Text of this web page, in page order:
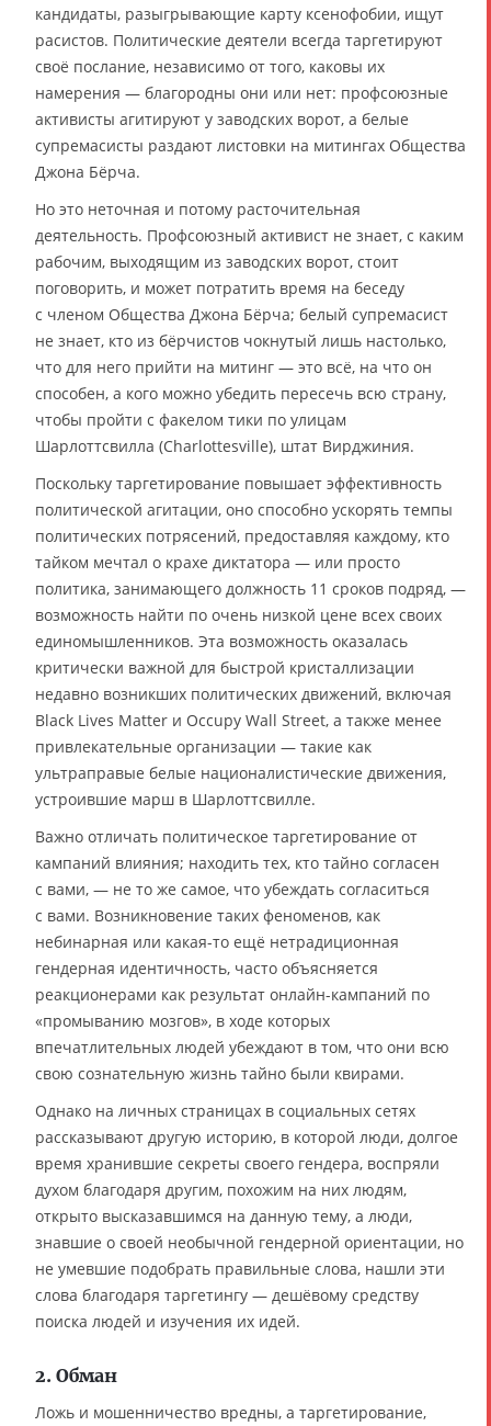
кандидаты, разыгрывающие карту ксенофобии, ищут
расистов. Политические деятели всегда таргетируют
своё послание, независимо от того, каковы их
намерения — благородны они или нет: профсоюзные
активисты агитируют у заводских ворот, а белые
супремасисты раздают листовки на митингах Общества
Джона Бёрча.
Но это неточная и потому расточительная
деятельность. Профсоюзный активист не знает, с каким
рабочим, выходящим из заводских ворот, стоит
поговорить, и может потратить время на беседу
с членом Общества Джона Бёрча; белый супремасист
не знает, кто из бёрчистов чокнутый лишь настолько,
что для него прийти на митинг — это всё, на что он
способен, а кого можно убедить пересечь всю страну,
чтобы пройти с факелом тики по улицам
Шарлоттсвилла (Charlottesville), штат Вирджиния.
Поскольку таргетирование повышает эффективность
политической агитации, оно способно ускорять темпы
политических потрясений, предоставляя каждому, кто
тайком мечтал о крахе диктатора — или просто
политика, занимающего должность 11 сроков подряд, —
возможность найти по очень низкой цене всех своих
единомышленников. Эта возможность оказалась
критически важной для быстрой кристаллизации
недавно возникших политических движений, включая
Black Lives Matter и Occupy Wall Street, а также менее
привлекательные организации — такие как
ультраправые белые националистические движения,
устроившие марш в Шарлоттсвилле.
Важно отличать политическое таргетирование от
кампаний влияния; находить тех, кто тайно согласен
с вами, — не то же самое, что убеждать согласиться
с вами. Возникновение таких феноменов, как
небинарная или какая-то ещё нетрадиционная
гендерная идентичность, часто объясняется
реакционерами как результат онлайн-кампаний по
«промыванию мозгов», в ходе которых
впечатлительных людей убеждают в том, что они всю
свою сознательную жизнь тайно были квирами.
Однако на личных страницах в социальных сетях
рассказывают другую историю, в которой люди, долгое
время хранившие секреты своего гендера, воспряли
духом благодаря другим, похожим на них людям,
открыто высказавшимся на данную тему, а люди,
знавшие о своей необычной гендерной ориентации, но
не умевшие подобрать правильные слова, нашли эти
слова благодаря таргетингу — дешёвому средству
поиска людей и изучения их идей.
2. Обман
Ложь и мошенничество вредны, а таргетирование,